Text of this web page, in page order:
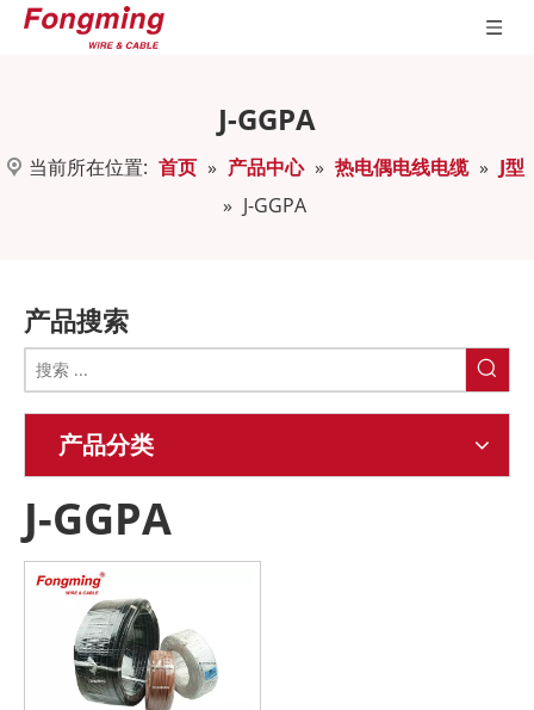
J-GGPA
当前所在位置: 首页 » 产品中心 » 热电偶电线电缆 » J型
» J-GGPA
产品搜索
产品分类
J-GGPA